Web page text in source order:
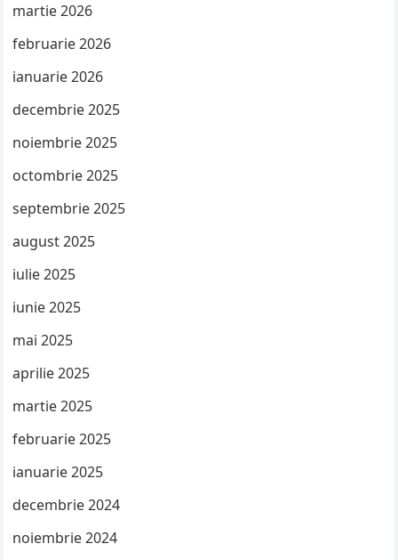
martie 2026
februarie 2026
ianuarie 2026
decembrie 2025
noiembrie 2025
octombrie 2025
septembrie 2025
august 2025
iulie 2025
iunie 2025
mai 2025
aprilie 2025
martie 2025
februarie 2025
ianuarie 2025
decembrie 2024
noiembrie 2024